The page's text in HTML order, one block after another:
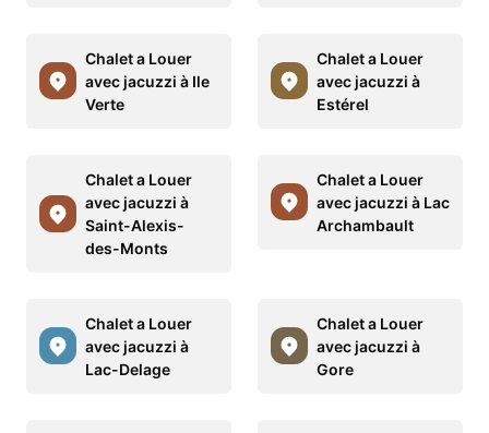
Chalet a Louer
avec jacuzzi à Ile
Verte
Chalet a Louer
avec jacuzzi à
Estérel
Chalet a Louer
avec jacuzzi à
Saint-Alexis-
des-Monts
Chalet a Louer
avec jacuzzi à Lac
Archambault
Chalet a Louer
avec jacuzzi à
Lac-Delage
Chalet a Louer
avec jacuzzi à
Gore